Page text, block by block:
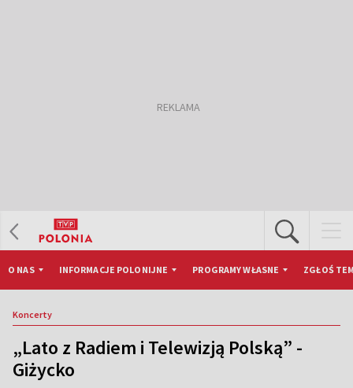
O NAS INFORMACJE POLONIJNE PROGRAMY WŁASNE ZGŁOŚ
Koncerty
„Lato z Radiem i Telewizją Polską” -
Giżycko